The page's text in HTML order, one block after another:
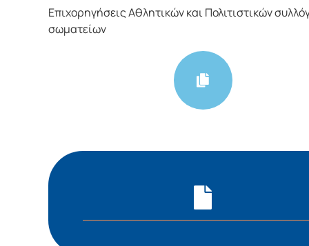
Επιχορηγήσεις Αθλητικών και Πολιτιστικών
σωματείων